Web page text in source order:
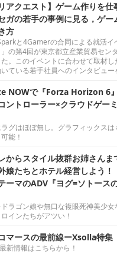
リアクエスト】ゲーム作りを仕
ガの若手の事例に見る，ゲー
方
と4Gamerの合同による就活イ
の第4回が東京都立産業貿易セン
。このイベントに合わせて取材
ている若手社員へのインタビュー
NOWで『Forza Horizon 6
ントローラー×クラウドゲー
グはほぼ無し。グラフィックス
能！
からスタイル抜群お姉さんま
娘たちとホテル経営しよう
ーマのADV『ヨグ=ソトース
ラゴン娘や無口な複眼死神美少女
インたちがアツい！
マースの最前線ーXsolla特集
新情報はこちらから！